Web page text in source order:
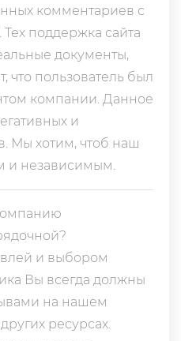
комментариев с
поддержка сайта
документы,
что пользователь был
компании. Данное
и
Мы хотим, чтоб наш
и независимым.
и выбором
Вы всегда должны
на нашем
ресурсах.